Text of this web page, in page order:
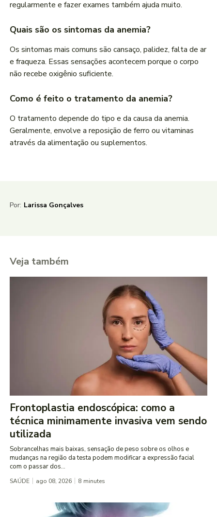
regularmente e fazer exames também ajuda muito.
Quais são os sintomas da anemia?
Os sintomas mais comuns são cansaço, palidez, falta de ar
e fraqueza. Essas sensações acontecem porque o corpo
não recebe oxigênio suficiente.
Como é feito o tratamento da anemia?
O tratamento depende do tipo e da causa da anemia.
Geralmente, envolve a reposição de ferro ou vitaminas
através da alimentação ou suplementos.
Por: Larissa Gonçalves
Veja também
Frontoplastia endoscópica: como a
técnica minimamente invasiva vem sendo
utilizada
Sobrancelhas mais baixas, sensação de peso sobre os olhos e
mudanças na região da testa podem modificar a expressão facial
com o passar dos...
SAÚDE ago 08, 2026 8 minutes